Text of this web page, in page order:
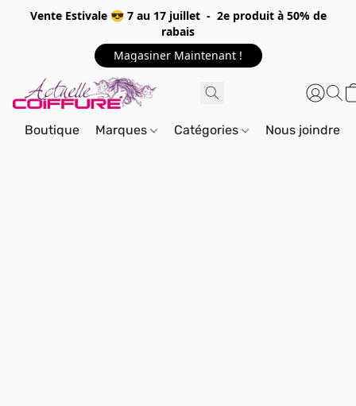
Vente Estivale 😎 7 au 17 juillet - 2e produit à 50% de
rabais
Magasiner Maintenant !
Boutique Marques Catégories Nous joindre